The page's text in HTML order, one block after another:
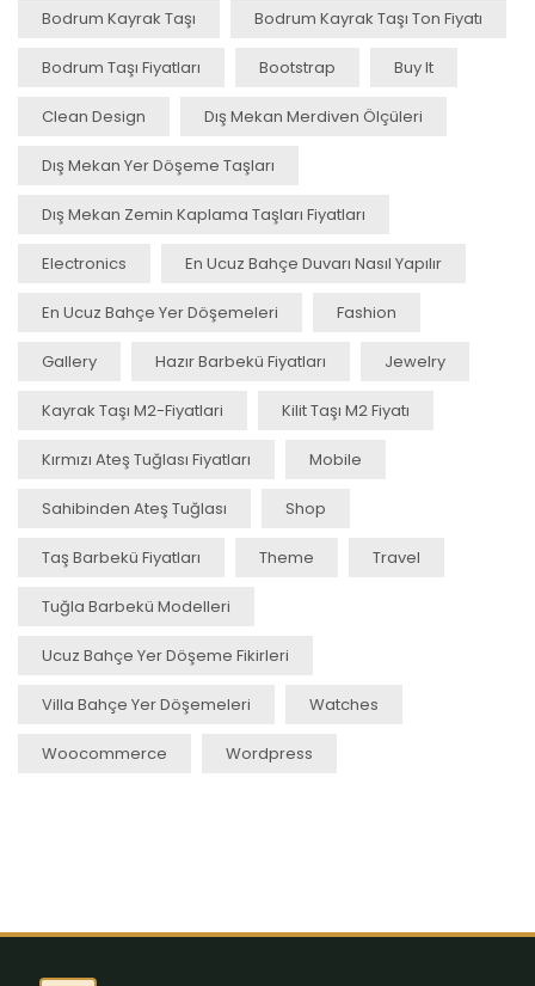
Bodrum Kayrak Taşı Bodrum Kayrak Taşı Ton Fiyatı
Bodrum Taşı Fiyatları Bootstrap Buy It
Clean Design Dış Mekan Merdiven Ölçüleri
Dış Mekan Yer Döşeme Taşları
Dış Mekan Zemin Kaplama Taşları Fiyatları
Electronics En Ucuz Bahçe Duvarı Nasıl Yapılır
En Ucuz Bahçe Yer Döşemeleri Fashion
Gallery Hazır Barbekü Fiyatları Jewelry
Kayrak Taşı M2-Fiyatlari Kilit Taşı M2 Fiyatı
Kırmızı Ateş Tuğlası Fiyatları Mobile
Sahibinden Ateş Tuğlası Shop
Taş Barbekü Fiyatları Theme Travel
Tuğla Barbekü Modelleri
Ucuz Bahçe Yer Döşeme Fikirleri
Villa Bahçe Yer Döşemeleri Watches
Woocommerce Wordpress